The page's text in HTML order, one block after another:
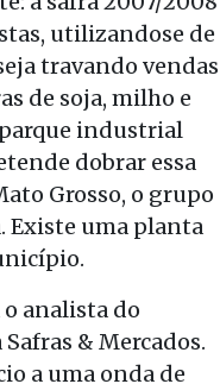
utilizandose de
travando vendas
de soja, milho e
industrial
dobrar essa
Grosso, o grupo
Existe uma planta
analista do
& Mercados.
a uma onda de